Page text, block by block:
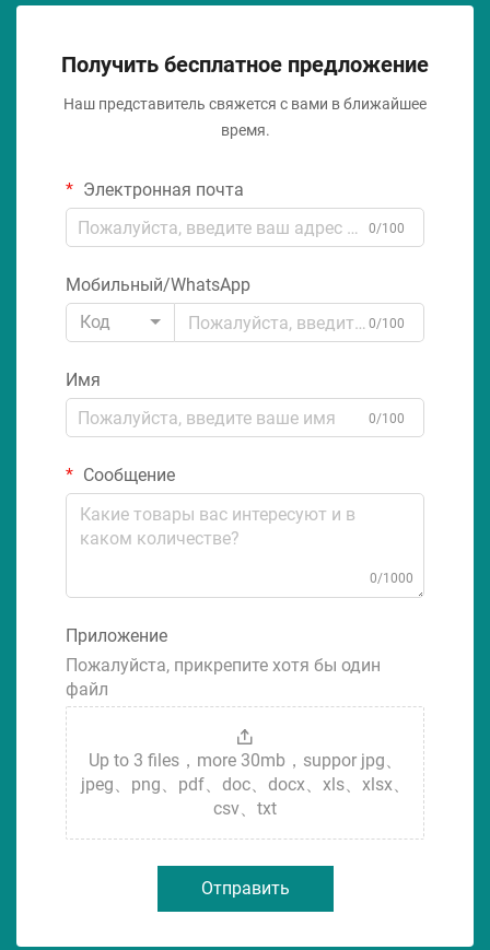
Получить бесплатное предложение
Наш представитель свяжется с вами в ближайшее
время.
Электронная почта
0/100
Мобильный/WhatsApp
Код
0/100
Имя
0/100
Сообщение
0/1000
Приложение
Пожалуйста, прикрепите хотя бы один
файл
Up to 3 files，more 30mb，suppor jpg、
jpeg、png、pdf、doc、docx、xls、xlsx、
csv、txt
Отправить